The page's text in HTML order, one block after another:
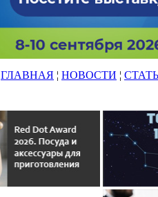
ГЛАВНАЯ ¦ НОВОСТИ ¦